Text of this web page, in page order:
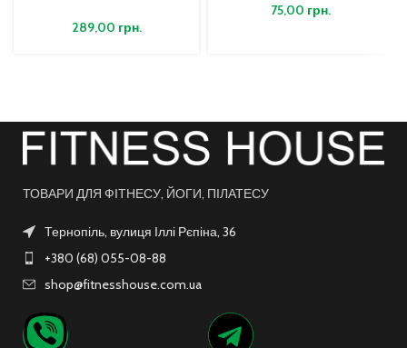
289,00 грн.
75,00 грн.
ТОВАРИ ДЛЯ ФІТНЕСУ, ЙОГИ, ПІЛАТЕСУ
Тернопіль, вулиця Іллі Рєпіна, 36
+380 (68) 055-08-88
shop@fitnesshouse.com.ua